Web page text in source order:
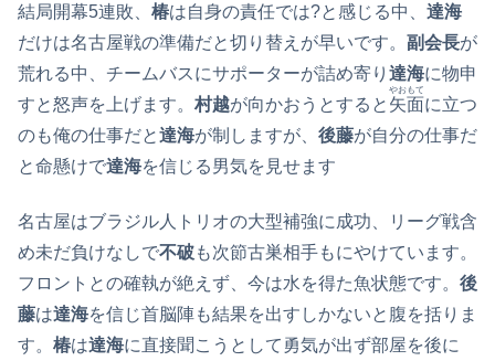
結局開幕5連敗、 椿は自身の責任では?と感じる中、 達海
だけは名古屋戦の準備だと切り替えが早いです。 副会長が
荒れる中、チームバスにサポーターが詰め寄り 達海に物申
すと怒声を上げます。 村越が向かおうとすると 矢面
やおもて
に立つ
のも俺の仕事だと達海が制しますが、 後藤が自分の仕事だ
と命懸けで達海を信じる男気を見せます
名古屋はブラジル人トリオの大型補強に成功、リーグ戦含
め未だ負けなしで不破も次節古巣相手もにやけています。
フロントとの確執が絶えず、今は水を得た魚状態です。 後
藤は達海を信じ首脳陣も結果を出すしかないと腹を括りま
す。 椿は達海に直接聞こうとして勇気が出ず部屋を後に